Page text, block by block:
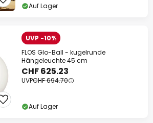
Auf Lager
UVP -10%
FLOS Glo-Ball - kugelrunde
Hängeleuchte 45 cm
CHF 625.23
UVPCHF 694.70
Auf Lager